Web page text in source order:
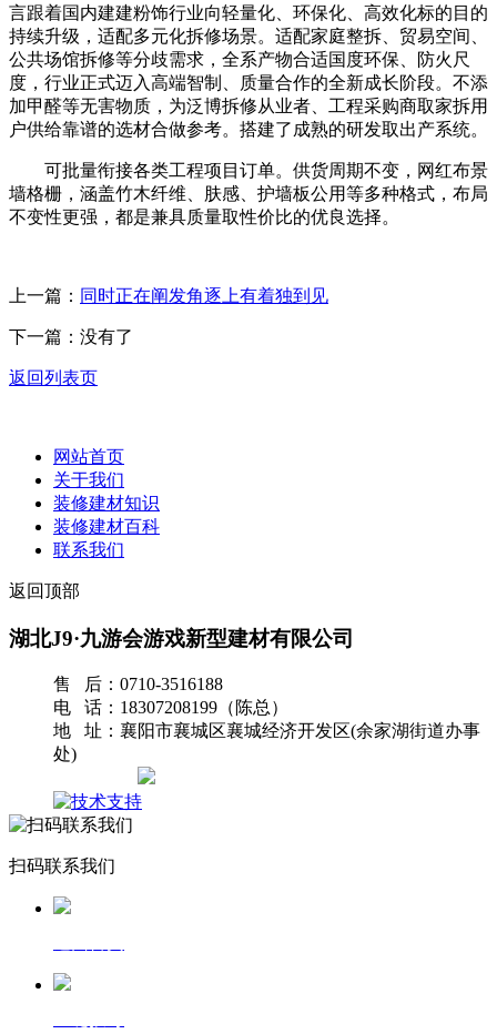
言跟着国内建建粉饰行业向轻量化、环保化、高效化标的目的
持续升级，适配多元化拆修场景。适配家庭整拆、贸易空间、
公共场馆拆修等分歧需求，全系产物合适国度环保、防火尺
度，行业正式迈入高端智制、质量合作的全新成长阶段。不添
加甲醛等无害物质，为泛博拆修从业者、工程采购商取家拆用
户供给靠谱的选材合做参考。搭建了成熟的研发取出产系统。
可批量衔接各类工程项目订单。供货周期不变，网红布景
墙格栅，涵盖竹木纤维、肤感、护墙板公用等多种格式，布局
不变性更强，都是兼具质量取性价比的优良选择。
上一篇： 同时正在阐发角逐上有着独到见
下一篇：没有了
返回列表页
网站首页
关于我们
装修建材知识
装修建材百科
联系我们
返回顶部
湖北J9·九游会游戏新型建材有限公司
售 后：0710-3516188
电 话：18307208199（陈总）
地 址：襄阳市襄城区襄城经济开发区(余家湖街道办事
处)
扫码联系我们